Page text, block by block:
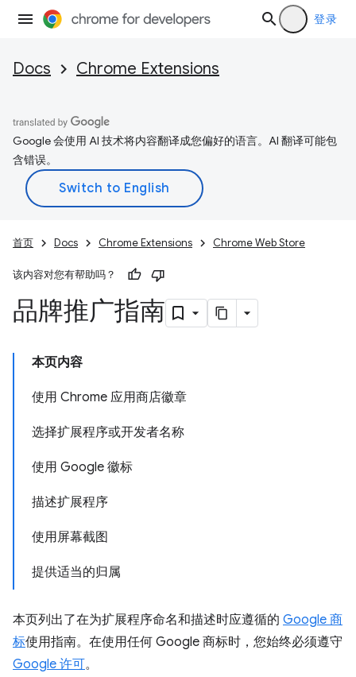
登录
Docs Chrome Extensions
Google 会使用 AI 技术将内容翻译成您偏好的语言。AI 翻译可能包
含错误。
首页 Docs Chrome Extensions Chrome Web Store
该内容对您有帮助吗？
品牌推广指南
本页内容
使用 Chrome 应用商店徽章
选择扩展程序或开发者名称
使用 Google 徽标
描述扩展程序
使用屏幕截图
提供适当的归属
本页列出了在为扩展程序命名和描述时应遵循的 Google 商
标使用指南。在使用任何 Google 商标时，您始终必须遵守
Google 许可。